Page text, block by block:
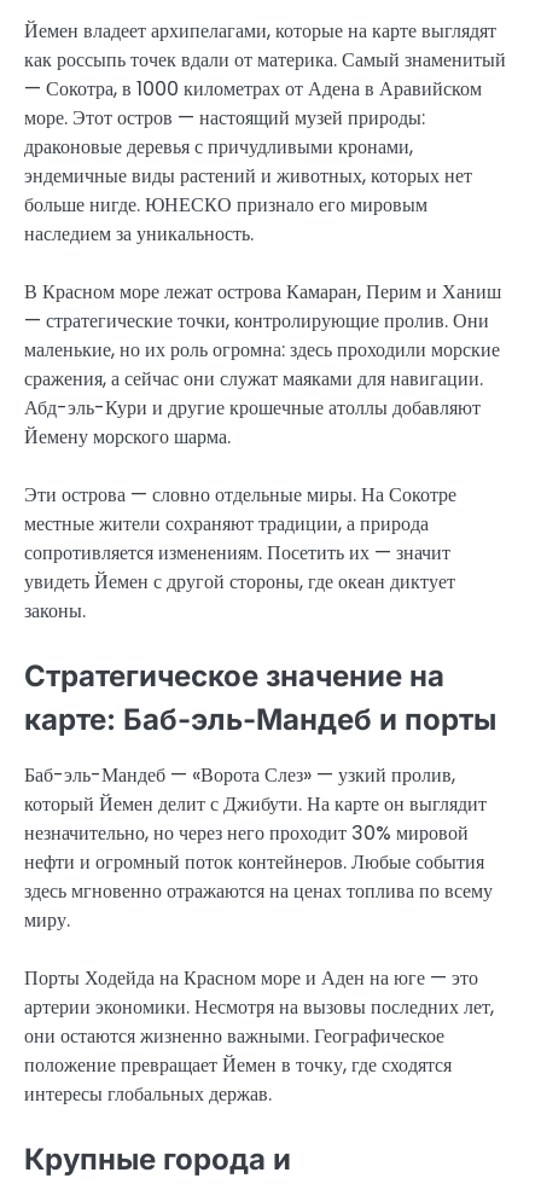
Йемен владеет архипелагами, которые на карте выглядят
как россыпь точек вдали от материка. Самый знаменитый
— Сокотра, в 1000 километрах от Адена в Аравийском
море. Этот остров — настоящий музей природы:
драконовые деревья с причудливыми кронами,
эндемичные виды растений и животных, которых нет
больше нигде. ЮНЕСКО признало его мировым
наследием за уникальность.
В Красном море лежат острова Камаран, Перим и Ханиш
— стратегические точки, контролирующие пролив. Они
маленькие, но их роль огромна: здесь проходили морские
сражения, а сейчас они служат маяками для навигации.
Абд-эль-Кури и другие крошечные атоллы добавляют
Йемену морского шарма.
Эти острова — словно отдельные миры. На Сокотре
местные жители сохраняют традиции, а природа
сопротивляется изменениям. Посетить их — значит
увидеть Йемен с другой стороны, где океан диктует
законы.
Стратегическое значение на
карте: Баб-эль-Мандеб и порты
Баб-эль-Мандеб — «Ворота Слез» — узкий пролив,
который Йемен делит с Джибути. На карте он выглядит
незначительно, но через него проходит 30% мировой
нефти и огромный поток контейнеров. Любые события
здесь мгновенно отражаются на ценах топлива по всему
миру.
Порты Ходейда на Красном море и Аден на юге — это
артерии экономики. Несмотря на вызовы последних лет,
они остаются жизненно важными. Географическое
положение превращает Йемен в точку, где сходятся
интересы глобальных держав.
Крупные города и